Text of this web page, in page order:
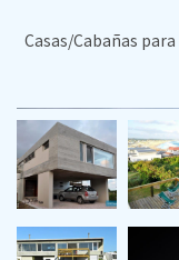
Casas/Cabañas